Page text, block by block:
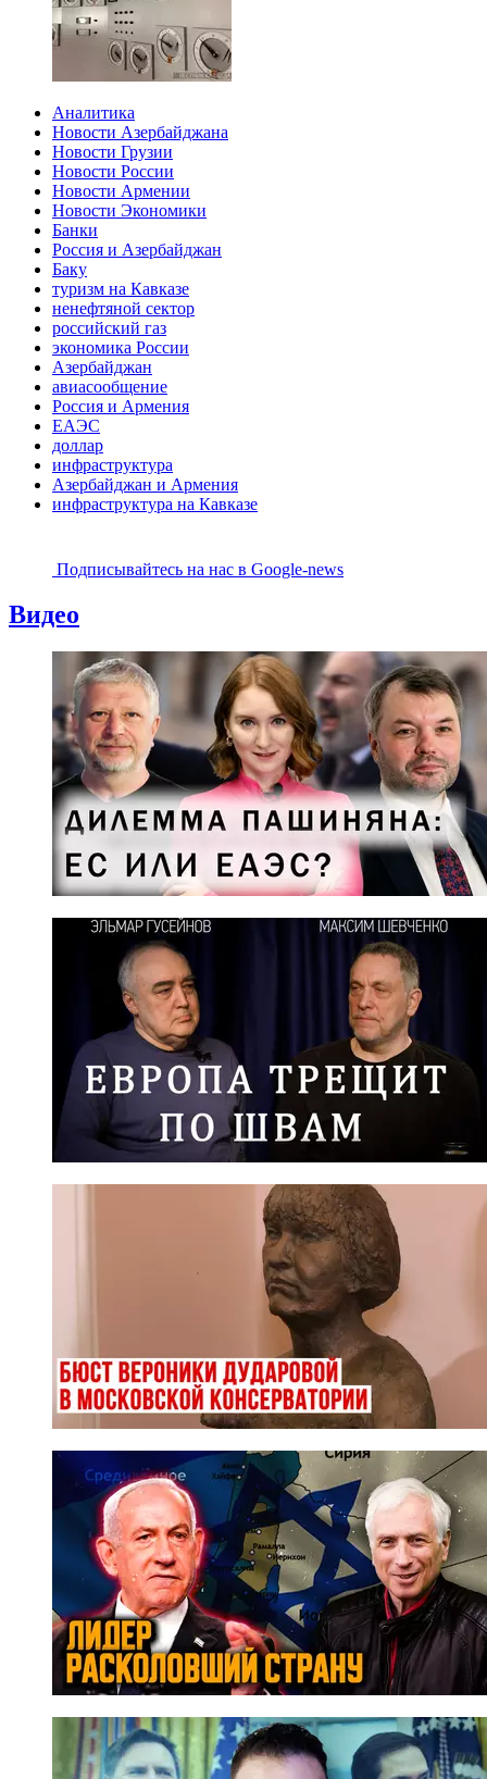
Аналитика
Новости Азербайджана
Новости Грузии
Новости России
Новости Армении
Новости Экономики
Банки
Россия и Азербайджан
Баку
туризм на Кавказе
ненефтяной сектор
российский газ
экономика России
Азербайджан
авиасообщение
Россия и Армения
ЕАЭС
доллар
инфраструктура
Азербайджан и Армения
инфраструктура на Кавказе
Подписывайтесь на наc в Google-news
Видео